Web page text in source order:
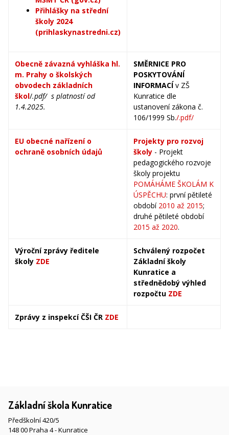
Přihlášky na střední
školy 2024
(prihlaskynastredni.cz)
Obecně závazná vyhláška hl.
m. Prahy o školských
obvodech základních
škol/.pdf/ s platností od
1.4.2025.
SMĚRNICE PRO
POSKYTOVÁNÍ
INFORMACÍv ZŠ
Kunratice dle
ustanovení zákona č.
106/1999 Sb./.pdf/
EU obecné nařízení o
ochraně osobních údajů
Projekty pro rozvoj
školy - Projekt
pedagogického rozvoje
školy projektu
POMÁHÁME ŠKOLÁM K
ÚSPĚCHU: první pětileté
období 2010 až 2015;
druhé pětileté období
2015 až 2020.
Výroční zprávy ředitele
školy ZDE
Schválený rozpočet
Základní školy
Kunratice a
střednědobý výhled
rozpočtu ZDE
Zprávy z inspekcí ČŠI ČR ZDE
Základní škola Kunratice
Předškolní 420/5
148 00 Praha 4 - Kunratice